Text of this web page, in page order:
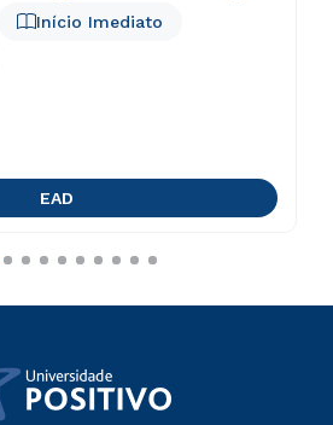
Início Imediato
EAD